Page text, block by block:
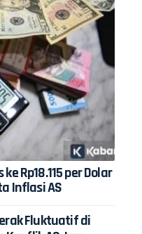
Rp18.115 per Dolar
Inflasi AS
Fluktuatif di